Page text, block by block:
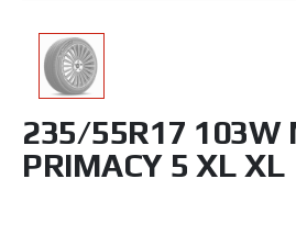
235/55R17 103W
PRIMACY 5 XL XL